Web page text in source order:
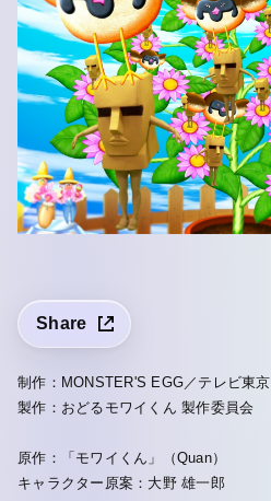
Share
制作：MONSTER'S EGG／テレビ東京
製作：おどるモワイくん 製作委員会
原作：「モワイくん」（Quan）
キャラクター原案：大野 雄一郎